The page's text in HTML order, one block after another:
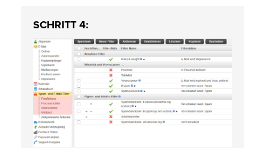
SCHRITT 4: